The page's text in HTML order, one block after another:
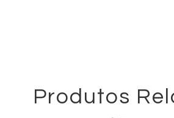
Produtos